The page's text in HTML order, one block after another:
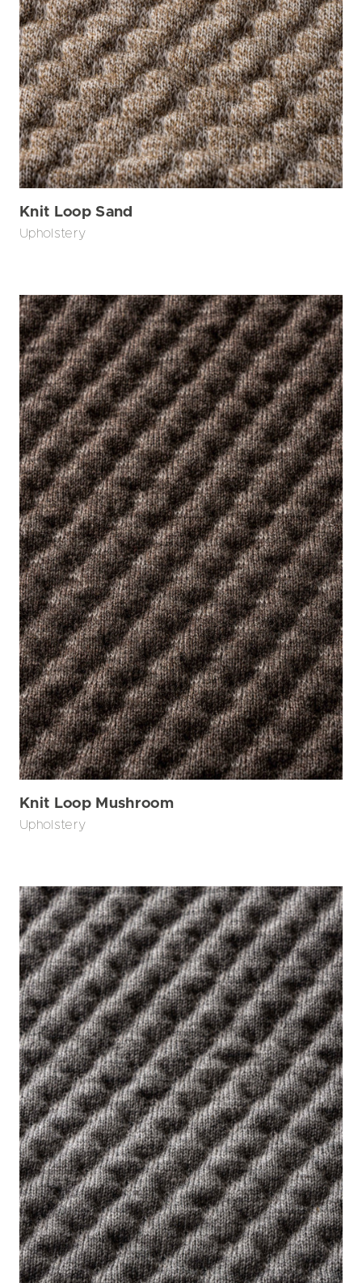
Knit Loop Sand
Upholstery
Knit Loop Mushroom
Upholstery